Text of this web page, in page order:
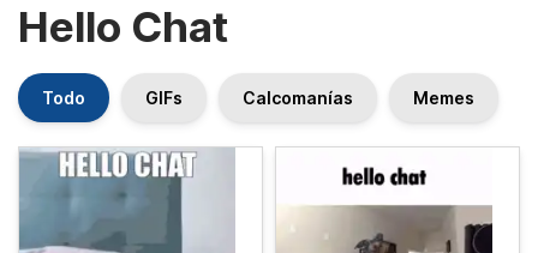
Hello Chat
Todo GIFs Calcomanías Memes